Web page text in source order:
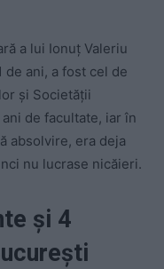
a lui Ionuț Valeriu
de ani, a fost cel de
și Societății
de facultate, iar în
absolvire, era deja
nu lucrase nicăieri.
și 4